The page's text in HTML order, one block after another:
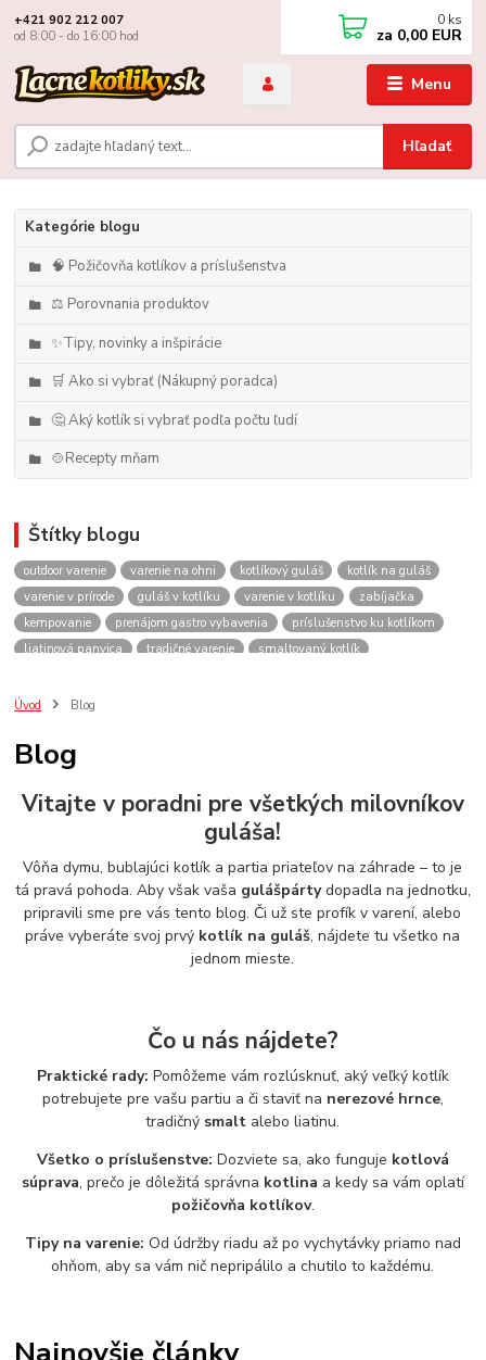
Menu
Hľadať
+421 902 212 007
od 8:00 - do 16:00 hod
0 ks
za 0,00 EUR
Kategórie blogu
🧠 Požičovňa kotlíkov a príslušenstva
⚖️ Porovnania produktov
✨Tipy, novinky a inšpirácie
🛒 Ako si vybrať (Nákupný poradca)
🤔 Aký kotlík si vybrať podľa počtu ľudí
🍲Recepty mňam
Štítky blogu
outdoor varenie varenie na ohni kotlíkový guláš
kotlík na guláš
varenie v prírode
guláš v kotlíku varenie v kotlíku
zabíjačka
kempovanie
prenájom gastro vybavenia
príslušenstvo ku kotlíkom
liatinová panvica
tradičné varenie
smaltovaný kotlík
akcie
spoločenské akcie
rental
varenie gulášu
požičovňa hrncov nerezový hrniec 30l
oslava
výber kotlíka
Úvod Blog
Blog
Vitajte v poradni pre všetkých milovníkov
guláša!
Vôňa dymu, bublajúci kotlík a partia priateľov na záhrade – to je
tá pravá pohoda. Aby však vaša gulášpártydopadla na jednotku,
pripravili sme pre vás tento blog. Či už ste profík v varení, alebo
práve vyberáte svoj prvý kotlík na guláš, nájdete tu všetko na
jednom mieste.
Čo u nás nájdete?
Praktické rady: Pomôžeme vám rozlúsknuť, aký veľký kotlík
potrebujete pre vašu partiu a či staviť na nerezové hrnce,
tradičný smalt alebo liatinu.
Všetko o príslušenstve: Dozviete sa, ako funguje kotlová
súprava, prečo je dôležitá správna kotlina a kedy sa vám oplatí
požičovňa kotlíkov.
Tipy na varenie: Od údržby riadu až po vychytávky priamo nad
ohňom, aby sa vám nič nepripálilo a chutilo to každému.
Najnovšie články